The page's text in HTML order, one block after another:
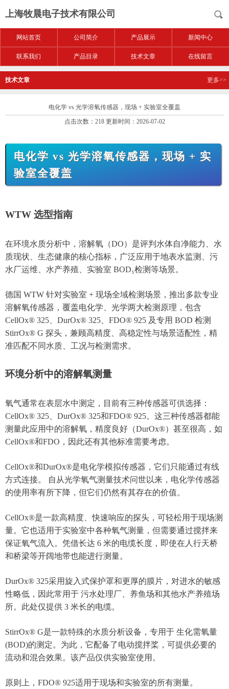
上海牧晨电子技术有限公司
网站首页 公司简介 产品展示 新闻中心
联系我们 产品目录 技术文章 在线留言
技术文章 更多>>
电化学 vs 光学溶氧传感器，现场 + 实验室全覆盖
点击次数：218 更新时间：2026-07-02
电化学 vs 光学溶氧传感器，现场 + 实
验室全覆盖
WTW 选型指南
在环境水质分析中，溶解氧（DO）是评判水体自净能力、水
质现状、生态健康的核心指标，广泛应用于地表水监测、污
水厂运维、水产养殖、实验室 BOD₅检测等场景。
德国 WTW 针对实验室 + 现场全域检测场景，推出多款专业
溶解氧传感器，覆盖电化学、光学两大检测原理，包含
CellOx® 325、DurOx® 325、FDO® 925 及专用 BOD 检测
StirrOx® G 探头，兼顾高精度、高稳定性与场景适配性，精
准匹配不同水质、工况与检测需求。
环境分析中的溶解氧测量
氧气通常在表层水中测定，目前有三种传感器可供选择：
CellOx® 325、DurOx® 325和FDO® 925。这三种传感器都能
测量此应用中的溶解氧，精度良好（DurOx®）甚至很高，如
CellOx®和FDO，因此还有其他标准需要考虑。
CellOx®和DurOx®是电化学模拟传感器，它们只能通过有线
方式连接。 自从光学氧气测量技术问世以来，电化学传感器
的使用率有所下降，但它们仍然有其存在的价值。
CellOx®是一款高精度、快速响应的探头，可轻松用于现场测
量。它也适用于实验室中各种氧气测量，但需要通过搅拌来
保证氧气流入。凭借长达 6 米的电缆长度，即使在人行天桥
和桥梁等开阔地带也能进行测量。
DurOx® 325采用旋入式保护罩和更厚的膜片，对进水的敏感
性略低，因此常用于 污水处理厂、养鱼场和其他水产养殖场
所。此处仅提供 3 米长的电缆。
StirrOx® G是一款特殊的水质分析设备，专用于 生化需氧量
(BOD)的测定。为此，它配备了电动搅拌桨，可提供必要的
流动和混合效果。该产品仅供实验室使用。
原则上，FDO® 925适用于现场和实验室的所有测量。